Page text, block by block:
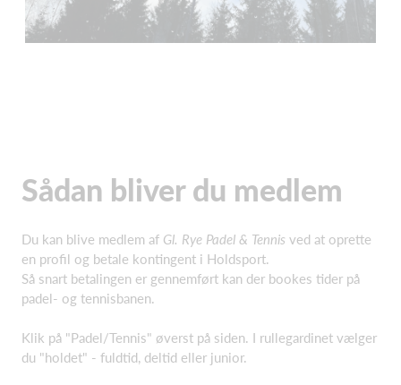
Sådan bliver du medlem
Du kan blive medlem af Gl. Rye Padel & Tennis ved at oprette
en profil og betale kontingent i Holdsport.
Så snart betalingen er gennemført kan der bookes tider på
padel- og tennisbanen.
Klik på "Padel/Tennis" øverst på siden. I rullegardinet vælger
du "holdet" - fuldtid, deltid eller junior.